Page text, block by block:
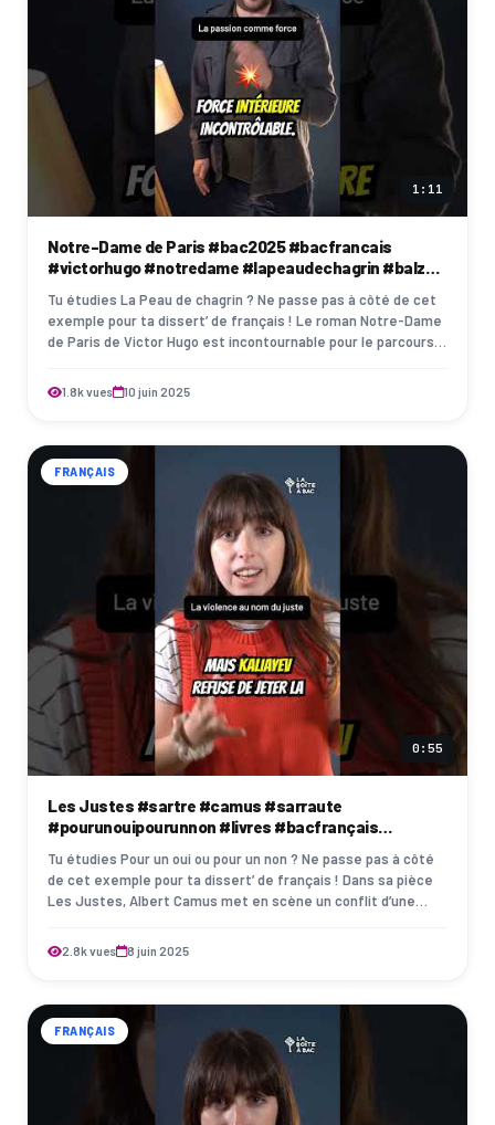
1:11
Notre-Dame de Paris #bac2025 #bacfrancais
#victorhugo #notredame #lapeaudechagrin #balzac
Tu étudies La Peau de chagrin ? Ne passe pas à côté de cet
exemple pour ta dissert’ de français ! Le roman Notre-Dame
de Paris de Victor Hugo est incontournable pour le parcours «
1.8k vues 10 juin 2025
FRANÇAIS
0:55
Les Justes #sartre #camus #sarraute
#pourunouipourunnon #livres #bacfrançais
Tu étudies Pour un oui ou pour un non ? Ne passe pas à côté
de cet exemple pour ta dissert’ de français ! Dans sa pièce
Les Justes, Albert Camus met en scène un conflit d’une
2.8k vues 8 juin 2025
FRANÇAIS